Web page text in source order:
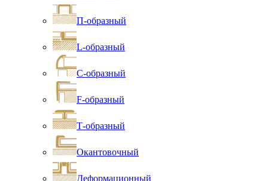
П-образный
L-образный
С-образный
F-образный
Т-образный
Окантовочный
Деформационный